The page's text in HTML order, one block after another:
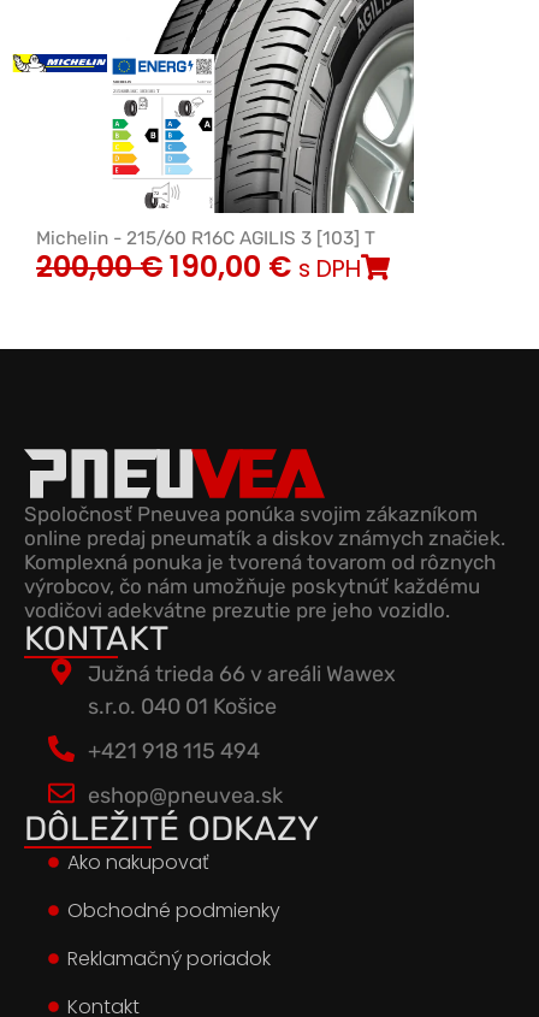
Michelin - 215/60 R16C AGILIS 3 [103] T
200,00€190,00 € s DPH
Spoločnosť Pneuvea ponúka svojim zákazníkom
online predaj pneumatík a diskov známych značiek.
Komplexná ponuka je tvorená tovarom od rôznych
výrobcov, čo nám umožňuje poskytnúť každému
vodičovi adekvátne prezutie pre jeho vozidlo.
KONTAKT
Južná trieda 66 v areáli Wawex
s.r.o. 040 01 Košice
+421 918 115 494
eshop@pneuvea.sk
DÔLEŽITÉ ODKAZY
Ako nakupovať
Obchodné podmienky
Reklamačný poriadok
Kontakt